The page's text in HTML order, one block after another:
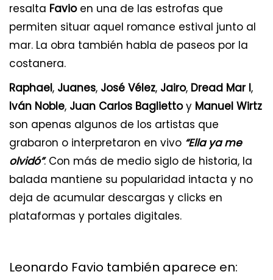
resalta Favioen una de las estrofas que
permiten situar aquel romance estival junto al
mar. La obra también habla de paseos por la
costanera.
Raphael, Juanes, José Vélez, Jairo, Dread Mar I,
Iván Noble, Juan Carlos Bagliettoy Manuel Wirtz
son apenas algunos de los artistas que
grabaron o interpretaron en vivo “Ella ya me
olvidó”. Con más de medio siglo de historia, la
balada mantiene su popularidad intacta y no
deja de acumular descargas y clicks en
plataformas y portales digitales.
Leonardo Favio también aparece en: